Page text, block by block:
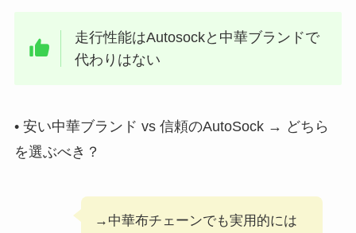
走行性能はAutosockと中華ブランドで
代わりはない
• 安い中華ブランド vs 信頼のAutoSock → どちら
を選ぶべき？
→中華布チェーンでも実用的には